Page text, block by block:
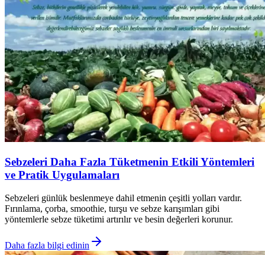
Sebzeleri Daha Fazla Tüketmenin Etkili Yöntemleri
ve Pratik Uygulamaları
Sebzeleri günlük beslenmeye dahil etmenin çeşitli yolları vardır.
Fırınlama, çorba, smoothie, turşu ve sebze karışımları gibi
yöntemlerle sebze tüketimi artırılır ve besin değerleri korunur.
Daha fazla bilgi edinin